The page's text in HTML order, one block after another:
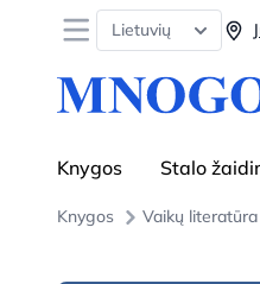
Open menu
Lietuvių
Knygos Stalo
Knygos Vaikų literatūra